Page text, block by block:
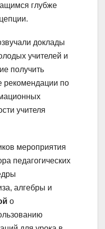
глубже
доклады
учителей и
получить
рекомендации по
учителя
мероприятия
педагогических
алгебры и
о